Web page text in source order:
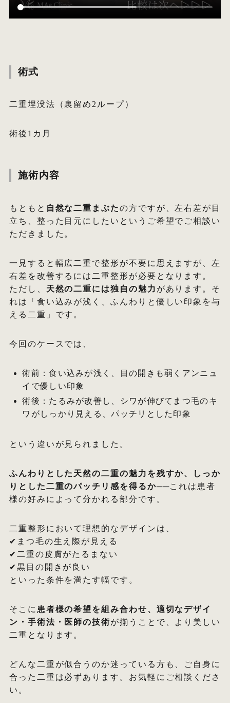
術式
二重埋没法（裏留め2ループ）
術後1カ月
施術内容
もともと 自然な二重まぶたの方ですが、左右差が目
立ち、整った目元にしたいというご希望でご相談い
ただきました。
一見すると幅広二重で整形が不要に思えますが、左
右差を改善するには二重整形が必要となります。
ただし、 天然の二重には独自の魅力 があります。そ
れは「食い込みが浅く、ふんわりと優しい印象を与
える二重」です。
今回のケースでは、
術前：食い込みが浅く、目の開きも弱くアンニュ
イで優しい印象
術後：たるみが改善し、シワが伸びてまつ毛のキ
ワがしっかり見える、パッチリとした印象
という違いが見られました。
ふんわりとした天然の二重の魅力を残すか、しっか
りとした二重のパッチリ感を得るか──これは患者
様の好みによって分かれる部分です。
二重整形において理想的なデザインは、
✔︎まつ毛の生え際が見える
✔︎二重の皮膚がたるまない
✔︎黒目の開きが良い
といった条件を満たす幅です。
そこに 患者様の希望を組み合わせ、適切なデザイ
ン・手術法・医師の技術が揃うことで、より美しい
二重となります。
どんな二重が似合うのか迷っている方も、ご自身に
合った二重は必ずあります。お気軽にご相談くださ
い。